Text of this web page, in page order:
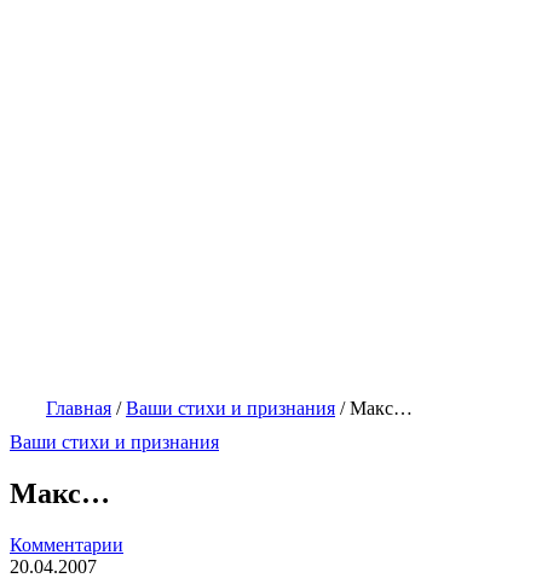
Главная /Ваши стихи и признания /Макс…
Ваши стихи и признания
Макс…
Комментарии
20.04.2007